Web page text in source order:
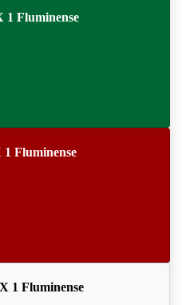
1 Fluminense
1 Fluminense
1 Fluminense